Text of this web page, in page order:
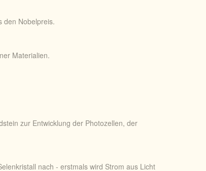
den Nobelpreis.
Materialien.
zur Entwicklung der Photozellen, der
nach - erstmals wird Strom aus Licht